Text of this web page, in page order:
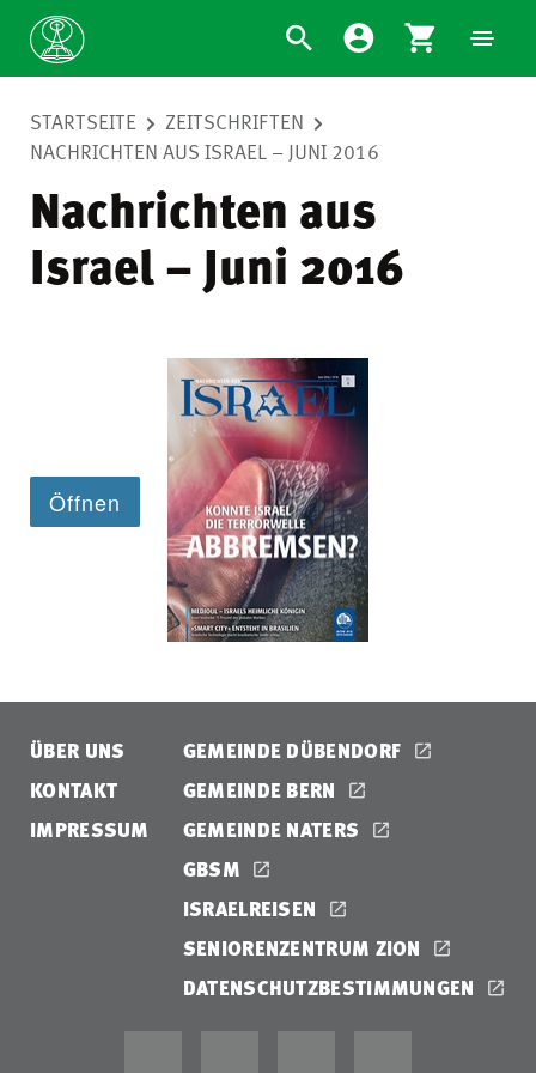
STARTSEITE
ZEITSCHRIFTEN
NACHRICHTEN AUS ISRAEL – JUNI 2016
Nachrichten aus
Israel – Juni 2016
ÜBER UNS
KONTAKT
IMPRESSUM
GEMEINDE DÜBENDORF
GEMEINDE BERN
GEMEINDE NATERS
GBSM
ISRAELREISEN
SENIORENZENTRUM ZION
DATENSCHUTZBESTIMMUNGEN